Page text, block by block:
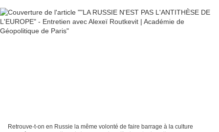
Retrouve-t-on en Russie la même volonté de faire barrage à la culture